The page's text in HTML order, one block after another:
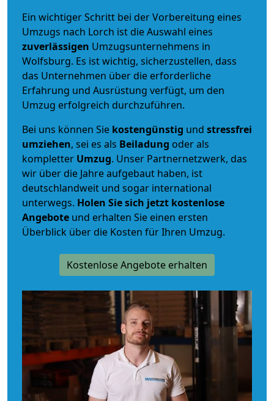
Ein wichtiger Schritt bei der Vorbereitung eines
Umzugs nach Lorch ist die Auswahl eines
zuverlässigen Umzugsunternehmens in
Wolfsburg. Es ist wichtig, sicherzustellen, dass
das Unternehmen über die erforderliche
Erfahrung und Ausrüstung verfügt, um den
Umzug erfolgreich durchzuführen.
Bei uns können Sie kostengünstig und stressfrei
umziehen, sei es als Beiladung oder als
kompletter Umzug. Unser Partnernetzwerk, das
wir über die Jahre aufgebaut haben, ist
deutschlandweit und sogar international
unterwegs. Holen Sie sich jetzt kostenlose
Angebote und erhalten Sie einen ersten
Überblick über die Kosten für Ihren Umzug.
Kostenlose Angebote erhalten